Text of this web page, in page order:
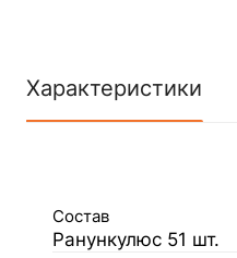
Характеристики
Состав
Ранункулюс 51 шт.